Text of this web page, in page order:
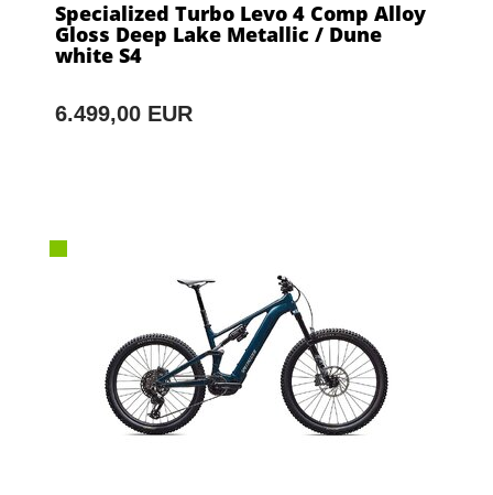
Specialized Turbo Levo 4 Comp Alloy
Gloss Deep Lake Metallic / Dune
white S4
6.499,00 EUR